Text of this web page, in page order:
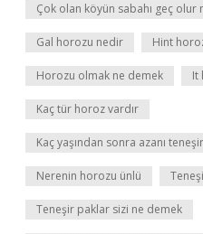
Çok olan köyün sabahı geç olur
Gal horozu nedir Hint
Horozu olmak ne demek It
Kaç tür horoz vardır
Kaç yaşından sonra azanı
Nerenin horozu ünlü
Teneşir paklar sizi ne demek